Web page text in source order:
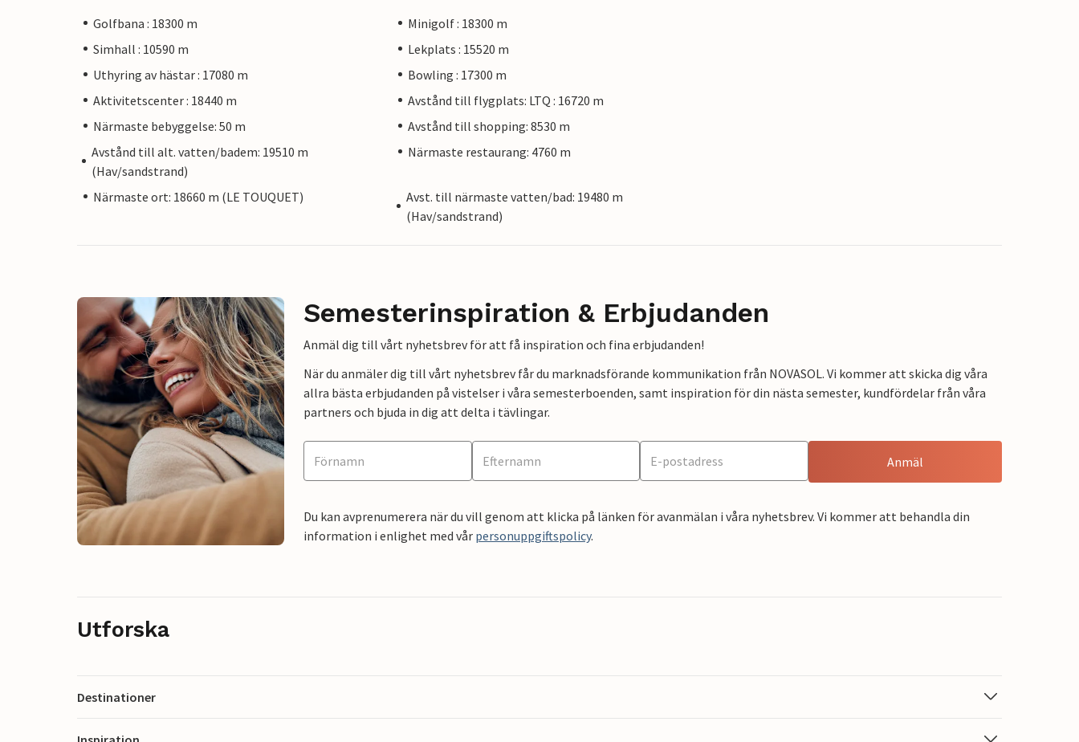
Golfbana : 18300 m
Minigolf : 18300 m
Simhall : 10590 m
Lekplats : 15520 m
Uthyring av hästar : 17080 m
Bowling : 17300 m
Aktivitetscenter : 18440 m
Avstånd till flygplats: LTQ : 16720 m
Närmaste bebyggelse: 50 m
Avstånd till shopping: 8530 m
Avstånd till alt. vatten/badem: 19510 m
(Hav/sandstrand)
Närmaste restaurang: 4760 m
Närmaste ort: 18660 m (LE TOUQUET)
Avst. till närmaste vatten/bad: 19480 m
(Hav/sandstrand)
Semesterinspiration & Erbjudanden
Anmäl dig till vårt nyhetsbrev för att få inspiration och fina erbjudanden!
När du anmäler dig till vårt nyhetsbrev får du marknadsförande kommunikation från NOVASOL. Vi kommer att skicka dig våra
allra bästa erbjudanden på vistelser i våra semesterboenden, samt inspiration för din nästa semester, kundfördelar från våra
partners och bjuda in dig att delta i tävlingar.
Anmäl
Du kan avprenumerera när du vill genom att klicka på länken för avanmälan i våra nyhetsbrev. Vi kommer att behandla din
information i enlighet med vår personuppgiftspolicy.
Utforska
Destinationer